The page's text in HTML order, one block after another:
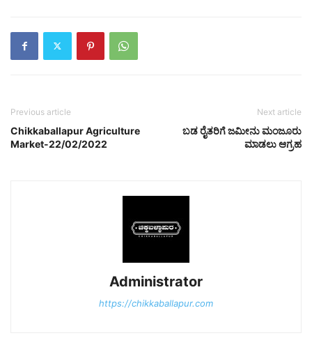
Previous article
Chikkaballapur Agriculture
Market-22/02/2022
Next article
ಬಡ ರೈತರಿಗೆ ಜಮೀನು ಮಂಜೂರು
ಮಾಡಲು ಆಗ್ರಹ
Administrator
https://chikkaballapur.com